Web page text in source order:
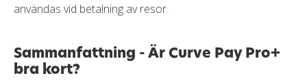
användas vid betalning av resor.
Sammanfattning - Är Curve Pay Pro+
bra kort?